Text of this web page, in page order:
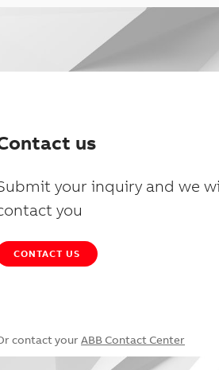
us
your inquiry and we
you
CONTACT US
contact your ABB Contact Center